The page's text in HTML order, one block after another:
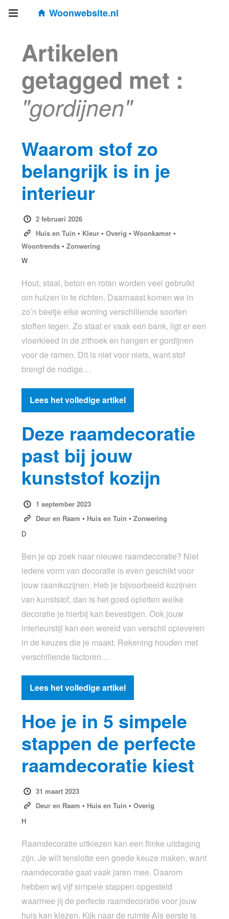
Woonwebsite.nl
Artikelen
getagged met :
"gordijnen"
Waarom stof zo
belangrijk is in je
interieur
2 februari 2026
Huis en Tuin • Kleur• Overig • Woonkamer•
Woontrends •Zonwering
W
Hout, staal, beton en rotan worden veel gebruikt
om huizen in te richten. Daarnaast komen we in
zo’n beetje elke woning verschillende soorten
stoffen tegen. Zo staat er vaak een bank, ligt er een
vloerkleed in de zithoek en hangen er gordijnen
voor de ramen. Dit is niet voor niets, want stof
brengt de nodige…
Lees het volledige artikel
Deze raamdecoratie
past bij jouw
kunststof kozijn
1 september 2023
Deur en Raam • Huis en Tuin • Zonwering
D
Ben je op zoek naar nieuwe raamdecoratie? Niet
iedere vorm van decoratie is even geschikt voor
jouw raamkozijnen. Heb je bijvoorbeeld kozijnen
van kunststof, dan is het goed opletten welke
decoratie je hierbij kan bevestigen. Ook jouw
interieurstijl kan een wereld van verschil opleveren
in de keuzes die je maakt. Rekening houden met
verschillende factoren…
Lees het volledige artikel
Hoe je in 5 simpele
stappen de perfecte
raamdecoratie kiest
31 maart 2023
Deur en Raam • Huis en Tuin • Overig
H
Raamdecoratie uitkiezen kan een flinke uitdaging
zijn. Je wilt tenslotte een goede keuze maken, want
raamdecoratie gaat vaak jaren mee. Daarom
hebben wij vijf simpele stappen opgesteld
waarmee jij de perfecte raamdecoratie voor jouw
huis kan kiezen. Kijk naar de ruimte Als eerste is